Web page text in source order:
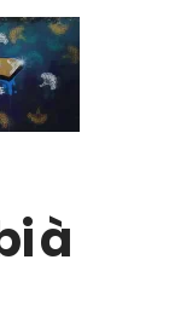
à